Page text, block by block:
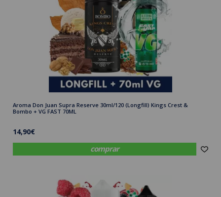
comprar
Aroma Don Juan Supra Reserve 30ml/120 (Longfill) Kings Crest &
Bombo + VG FAST 70ML
14,90€